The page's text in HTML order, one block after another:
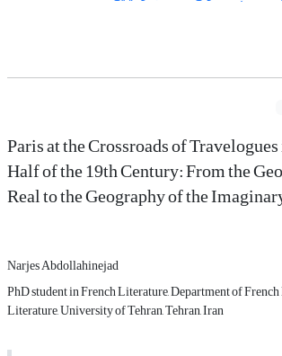
Paris at the Crossroads of
Half of the 19th Century: From the
Real to the Geography of the
Narjes Abdollahinejad
PhD student in French Literature, Department of
Literature, University of Tehran, Tehran, Iran